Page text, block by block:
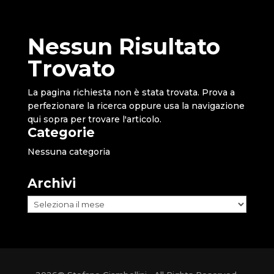
Nessun Risultato
Trovato
La pagina richiesta non è stata trovata. Prova a
perfezionare la ricerca oppure usa la navigazione
qui sopra per trovare l'articolo.
Categorie
Nessuna categoria
Archivi
Archivi